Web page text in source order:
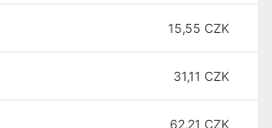
15,55 CZK
31,11 CZK
62,21 CZK